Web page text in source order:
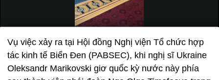
Vụ việc xảy ra tại Hội đồng Nghị viện Tổ chức hợp
tác kinh tế Biển Đen (PABSEC), khi nghị sĩ Ukraine
Oleksandr Marikovski giơ quốc kỳ nước này phía